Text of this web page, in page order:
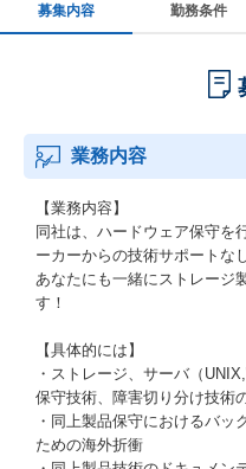
募集内容 勤務条件
業務内容
【業務内容】
同社は、ハードウェア保守を
ーカーからの技術サポートな
あなたにも一緒にストレージ
す！
【具体的には】
・ストレージ、サーバ（
保守技術、障害切り分け技術
・同上製品保守におけるバッ
ための海外折衝